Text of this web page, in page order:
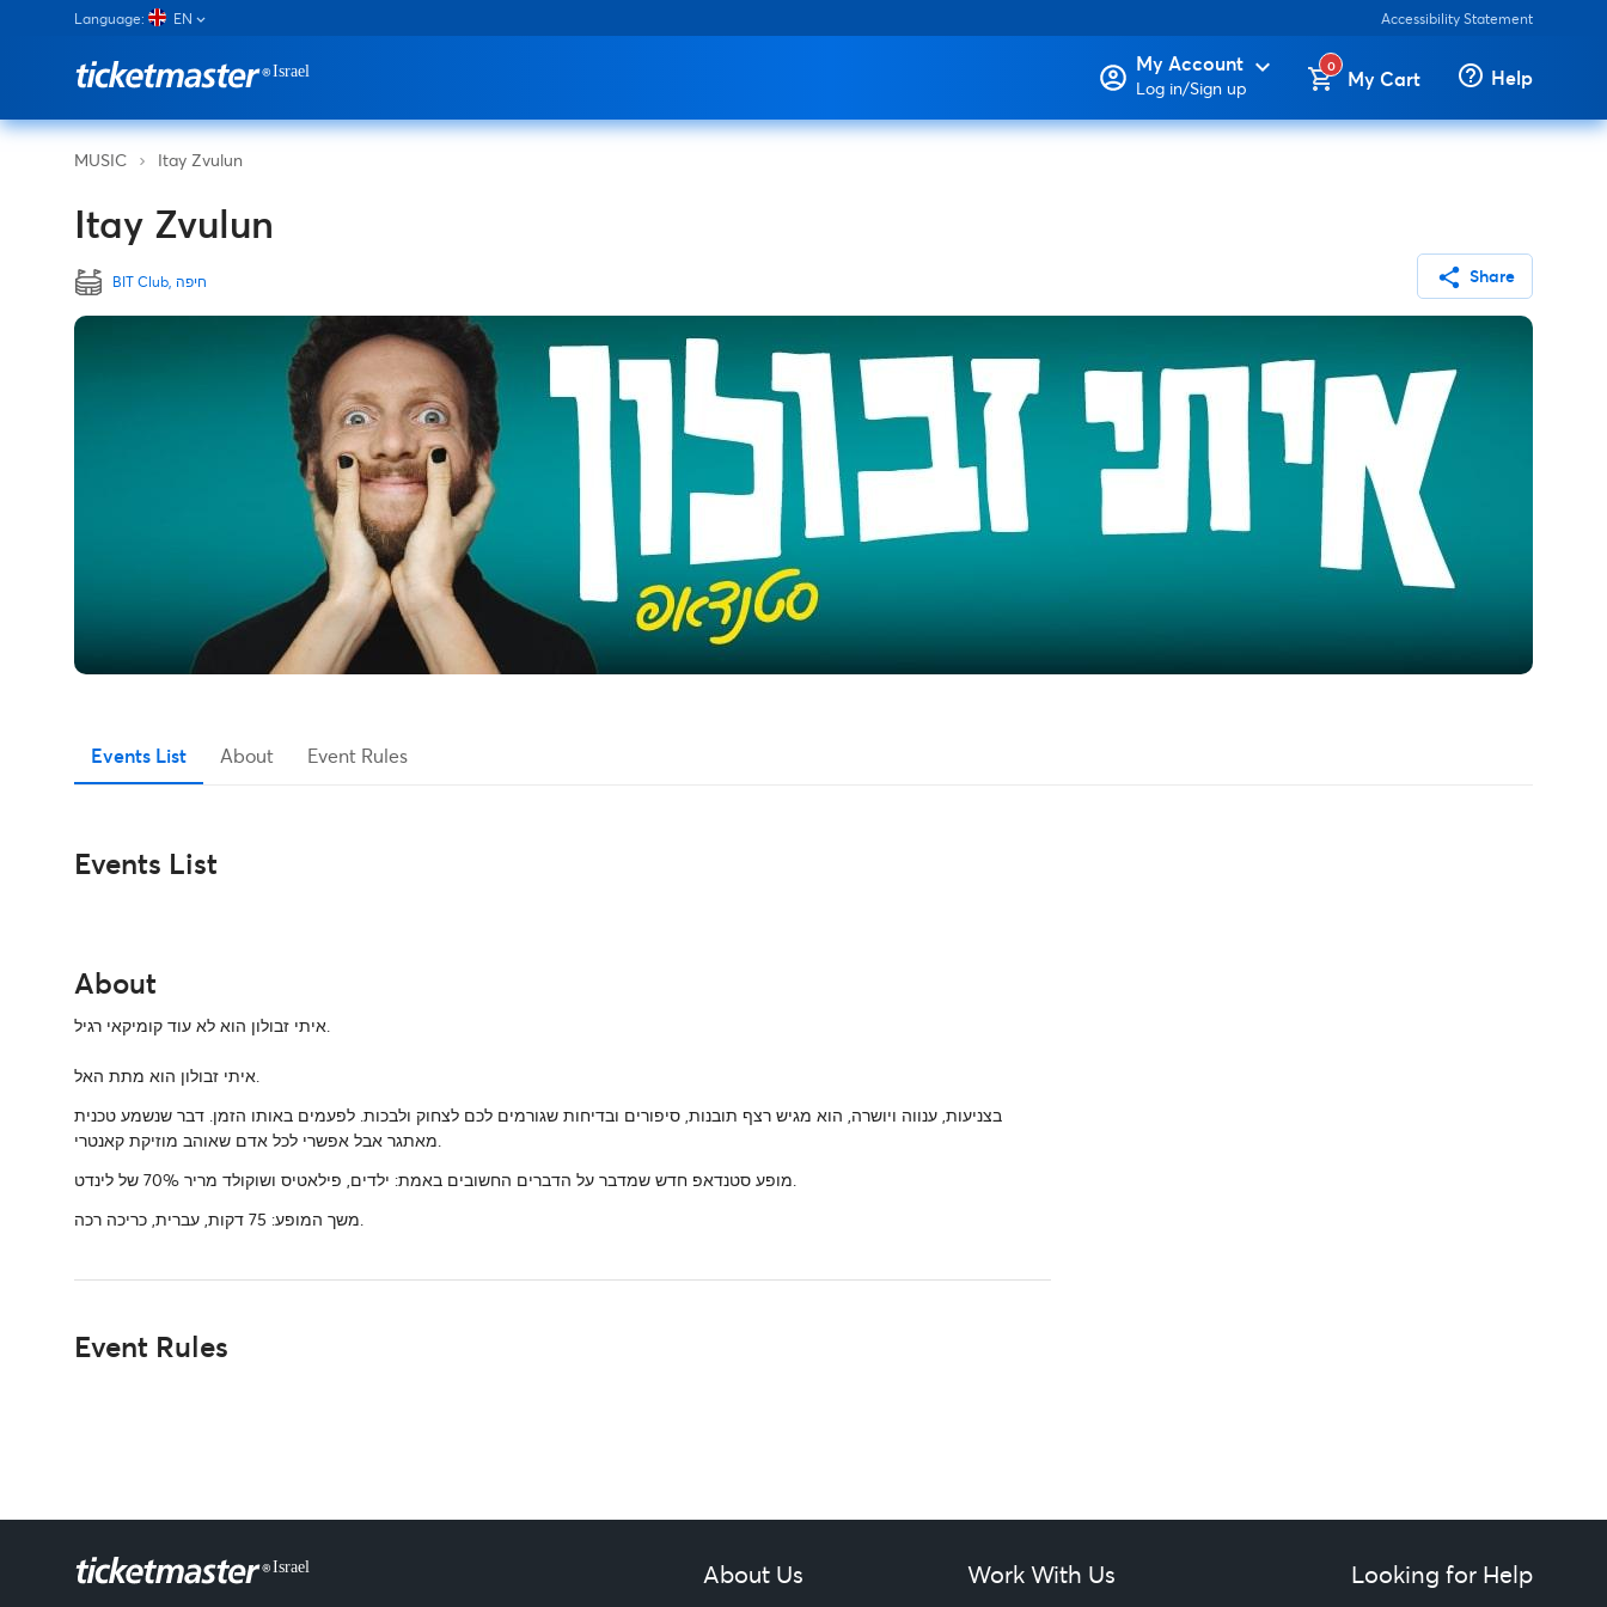
Language: EN Accessibility Statement
My Account expand_more
Log in/Sign up My Cart
0 help_outline Help
MUSIC Itay Zvulun
Itay Zvulun
BIT Club, חיפה share Share
Events List About Event Rules
Events List
About
איתי זבולון הוא לא עוד קומיקאי רגיל.
איתי זבולון הוא מתת האל.
בצניעות, ענווה ויושרה, הוא מגיש רצף תובנות, סיפורים ובדיחות שגורמים לכם לצחוק ולבכות. לפעמים באותו הזמן. דבר שנשמע טכנית
מאתגר אבל אפשרי לכל אדם שאוהב מוזיקת קאנטרי.
מופע סטנדאפ חדש שמדבר על הדברים החשובים באמת: ילדים, פילאטיס ושוקולד מריר 70% של לינדט.
משך המופע: 75 דקות, עברית, כריכה רכה.
Event Rules
About Us Work With Us Looking for Help